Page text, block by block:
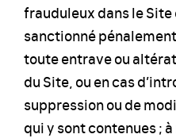
frauduleux dans le
sanctionné
toute entrave ou
du Site, ou en cas
suppression ou de
qui y sont contenues ;